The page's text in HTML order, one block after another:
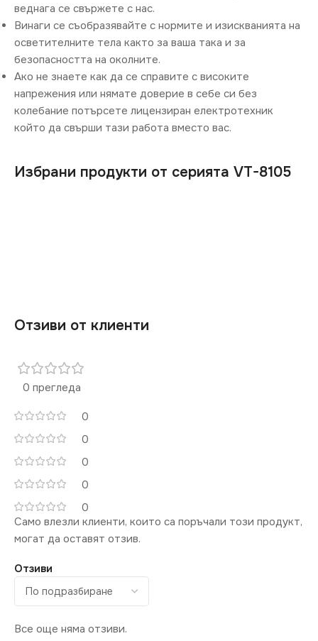
веднага се свържете с нас.
Винаги се съобразявайте с нормите и изискванията на
осветителните тела както за ваша така и за
безопасността на околните.
Ако не знаете как да се справите с високите
напрежения или нямате доверие в себе си без
колебание потърсете лицензиран електротехник
който да свърши тази работа вместо вас.
Избрани продукти от серията VT-8105
Отзиви от клиенти
0 прегледа
0
0
0
0
0
Отзиви
Все още няма отзиви.
Само влезли клиенти, които са поръчали този продукт,
могат да оставят отзив.